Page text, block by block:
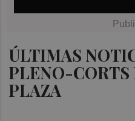
ÚLTIMAS
PLENO-CORTS
PLAZA